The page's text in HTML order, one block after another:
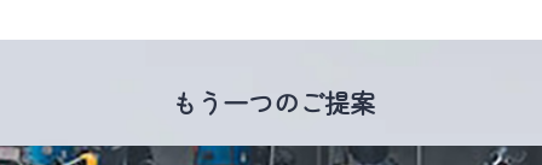
もう一つのご提案